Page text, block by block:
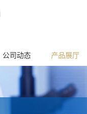
公司动态 产品展厅